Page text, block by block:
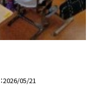
2026/05/21